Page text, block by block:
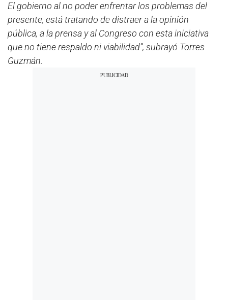
El gobierno al no poder enfrentar los problemas del
presente, está tratando de distraer a la opinión
pública, a la prensa y al Congreso con esta iniciativa
que no tiene respaldo ni viabilidad”, subrayó Torres
Guzmán.